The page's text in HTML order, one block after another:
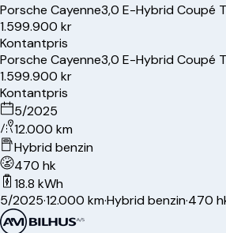
Porsche Cayenne3,0 E-Hybrid Coupé
1.599.900 kr
Kontantpris
Porsche Cayenne3,0 E-Hybrid Coupé
1.599.900 kr
Kontantpris
5/2025
12.000 km
Hybrid benzin
470 hk
18.8 kWh
5/2025·12.000 km·Hybrid benzin·470